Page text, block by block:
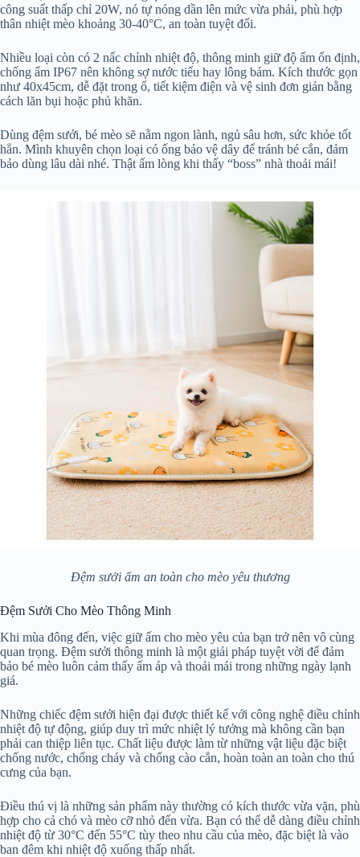
công suất thấp chỉ 20W, nó tự nóng dần lên mức vừa phải, phù hợp
thân nhiệt mèo khoảng 30-40°C, an toàn tuyệt đối.
Nhiều loại còn có 2 nấc chỉnh nhiệt độ, thông minh giữ độ ấm ổn định,
chống ẩm IP67 nên không sợ nước tiểu hay lông bám. Kích thước gọn
như 40x45cm, dễ đặt trong ổ, tiết kiệm điện và vệ sinh đơn giản bằng
cách lăn bụi hoặc phủ khăn.
Dùng đệm sưởi, bé mèo sẽ nằm ngon lành, ngủ sâu hơn, sức khỏe tốt
hẳn. Mình khuyên chọn loại có ống bảo vệ dây để tránh bé cắn, đảm
bảo dùng lâu dài nhé. Thật ấm lòng khi thấy “boss” nhà thoải mái!
Đệm sưởi ấm an toàn cho mèo yêu thương
Đệm Sưởi Cho Mèo Thông Minh
Khi mùa đông đến, việc giữ ấm cho mèo yêu của bạn trở nên vô cùng
quan trọng. Đệm sưởi thông minh là một giải pháp tuyệt vời để đảm
bảo bé mèo luôn cảm thấy ấm áp và thoải mái trong những ngày lạnh
giá.
Những chiếc đệm sưởi hiện đại được thiết kế với công nghệ điều chỉnh
nhiệt độ tự động, giúp duy trì mức nhiệt lý tưởng mà không cần bạn
phải can thiệp liên tục. Chất liệu được làm từ những vật liệu đặc biệt
chống nước, chống cháy và chống cào cắn, hoàn toàn an toàn cho thú
cưng của bạn.
Điều thú vị là những sản phẩm này thường có kích thước vừa vặn, phù
hợp cho cả chó và mèo cỡ nhỏ đến vừa. Bạn có thể dễ dàng điều chỉnh
nhiệt độ từ 30°C đến 55°C tùy theo nhu cầu của mèo, đặc biệt là vào
ban đêm khi nhiệt độ xuống thấp nhất.